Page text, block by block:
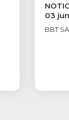
03
BBT